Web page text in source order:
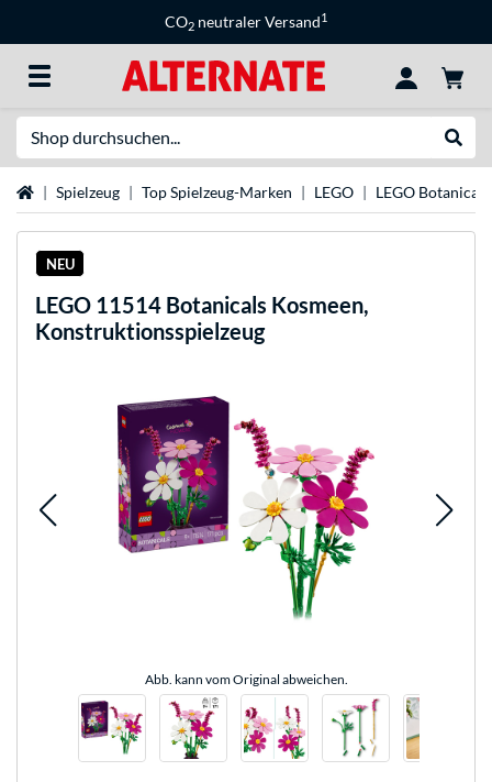
CO2 neutraler Versand1
StartseiteSpielzeug Top Spielzeug-Marken LEGO LEGO Botanicals
NEU
LEGO 11514 Botanicals Kosmeen,
Konstruktionsspielzeug
Abb. kann vom Original abweichen.